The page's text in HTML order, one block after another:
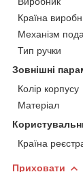
Країна
Механізм
Тип ручки
Зовнішні
Колір корпусу
Матеріал
Країна
Приховати